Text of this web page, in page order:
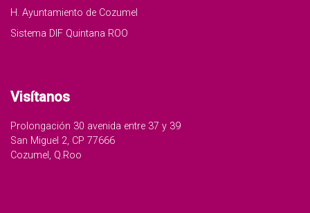
H. Ayuntamiento de Cozumel
Sistema DIF Quintana ROO
Visítanos
Prolongación 30 avenida entre 37 y 39
San Miguel 2, CP 77666
Cozumel, Q.Roo